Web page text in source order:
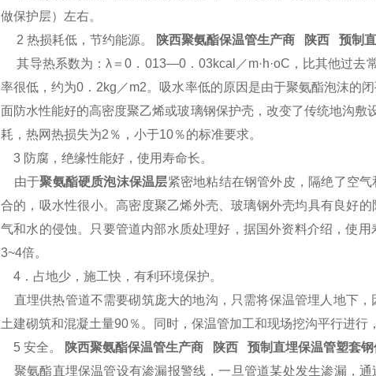
做保护层）左右。
2 热损耗低，节约能源。
陕西聚氨酯保温管生产商 陕西 预制
其导热系数为：λ＝0．013—0．03kcal／m·h·oC，比其他过去
率很低，约为0．2kg／m2。吸水率低的原因是由于聚氨酯泡沫的
面防水性能好的高密度聚乙烯或玻璃钢保护壳，改变了传统地沟
耗，热网热损失为2％，小于10％的标准要求。
3 防腐，绝缘性能好，使用寿命长。
由于聚氨酯硬质泡沫保温层紧密地粘结在钢管外皮，隔绝了空
合的，吸水性很小。高密度聚乙烯外壳、玻璃钢外壳均具有良好
气和水的侵蚀。只要管道内部水质处理好，据国外资料介绍，使
3~4倍。
4．占地少，施工快，有利环境保护。
直埋供热管道不需要砌筑庞大的地沟，只需将保温管埋人地下
土建砌筑和混凝土量90％。同时，保温管加工和现场挖沟平行进行
5 安全。
陕西聚氨酯保温管生产商 陕西 预制直埋保温管塑套钢
聚氨酯直埋保温管设有渗漏报警线，一旦管道某处发生渗漏，